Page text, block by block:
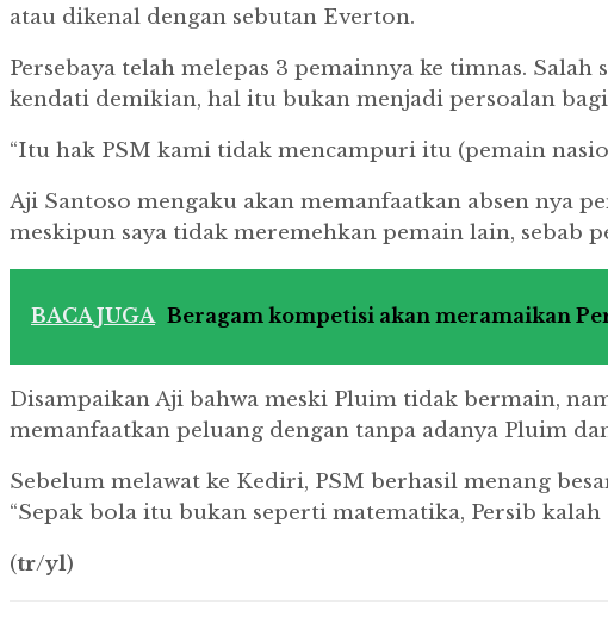
atau dikenal dengan sebutan Everton.
Persebaya telah melepas 3 pemainnya ke timnas.
kendati demikian, hal itu bukan menjadi persoalan
“Itu hak PSM kami tidak mencampuri itu (pemain
Aji Santoso mengaku akan memanfaatkan absen nya
meskipun saya tidak meremehkan pemain lain, sebab
BACA JUGA Beragam kompetisi akan meramaikan
Disampaikan Aji bahwa meski Pluim tidak bermain,
memanfaatkan peluang dengan tanpa adanya Pluim
Sebelum melawat ke Kediri, PSM berhasil menang
“Sepak bola itu bukan seperti matematika, Persib
(tr/yl)